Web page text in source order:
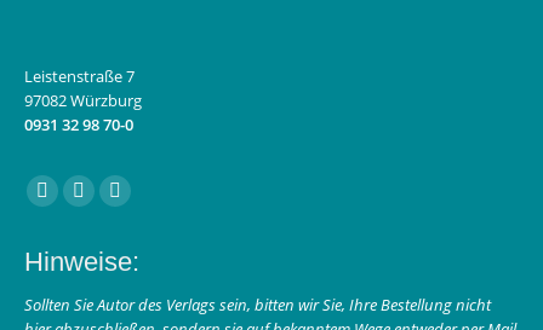
Leistenstraße 7
97082 Würzburg
0931 32 98 70-0
Finden Sie uns auf:
Facebook
opens
in
Instagram
opens
in
E-
page
opens
Hinweise:
Sollten Sie Autor des Verlags sein, bitten wir Sie, Ihre Bestellung nicht